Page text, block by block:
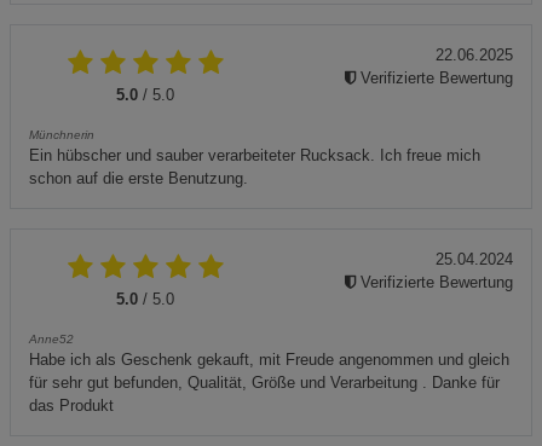
5.0 / 5.0
Münchnerin
Ein hübscher und sauber verarbeiteter Rucksack. Ich freue mich
schon auf die erste Benutzung.
22.06.2025
Verifizierte Bewertung
5.0 / 5.0
Anne52
Habe ich als Geschenk gekauft, mit Freude angenommen und gleich
für sehr gut befunden, Qualität, Größe und Verarbeitung . Danke für
das Produkt
25.04.2024
Verifizierte Bewertung